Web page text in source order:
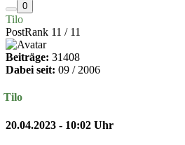
0
Tilo
PostRank 11 / 11
Beiträge: 31408
Dabei seit: 09 / 2006
Tilo
20.04.2023 - 10:02 Uhr